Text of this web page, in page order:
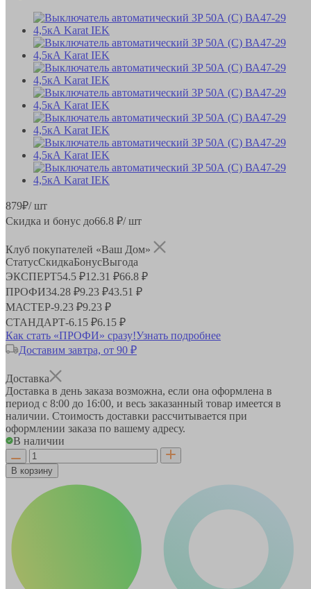
879₽/ шт
Скидка и бонус до66.8 ₽/ шт
Клуб покупателей «Ваш Дом»
СтатусСкидкаБонусВыгода
ЭКСПЕРТ54.5 ₽12.31 ₽66.8 ₽
ПРОФИ34.28 ₽9.23 ₽43.51 ₽
МАСТЕР-9.23 ₽9.23 ₽
СТАНДАРТ-6.15 ₽6.15 ₽
Как стать «ПРОФИ» сразу!Узнать подробнее
Доставим завтра, от 90 ₽
Доставка
Доставка в день заказа возможна, если она оформлена в
период с 8:00 до 16:00, и весь заказанный товар имеется в
наличии. Стоимость доставки рассчитывается при
оформлении заказа по вашему адресу.
В наличии
В корзину